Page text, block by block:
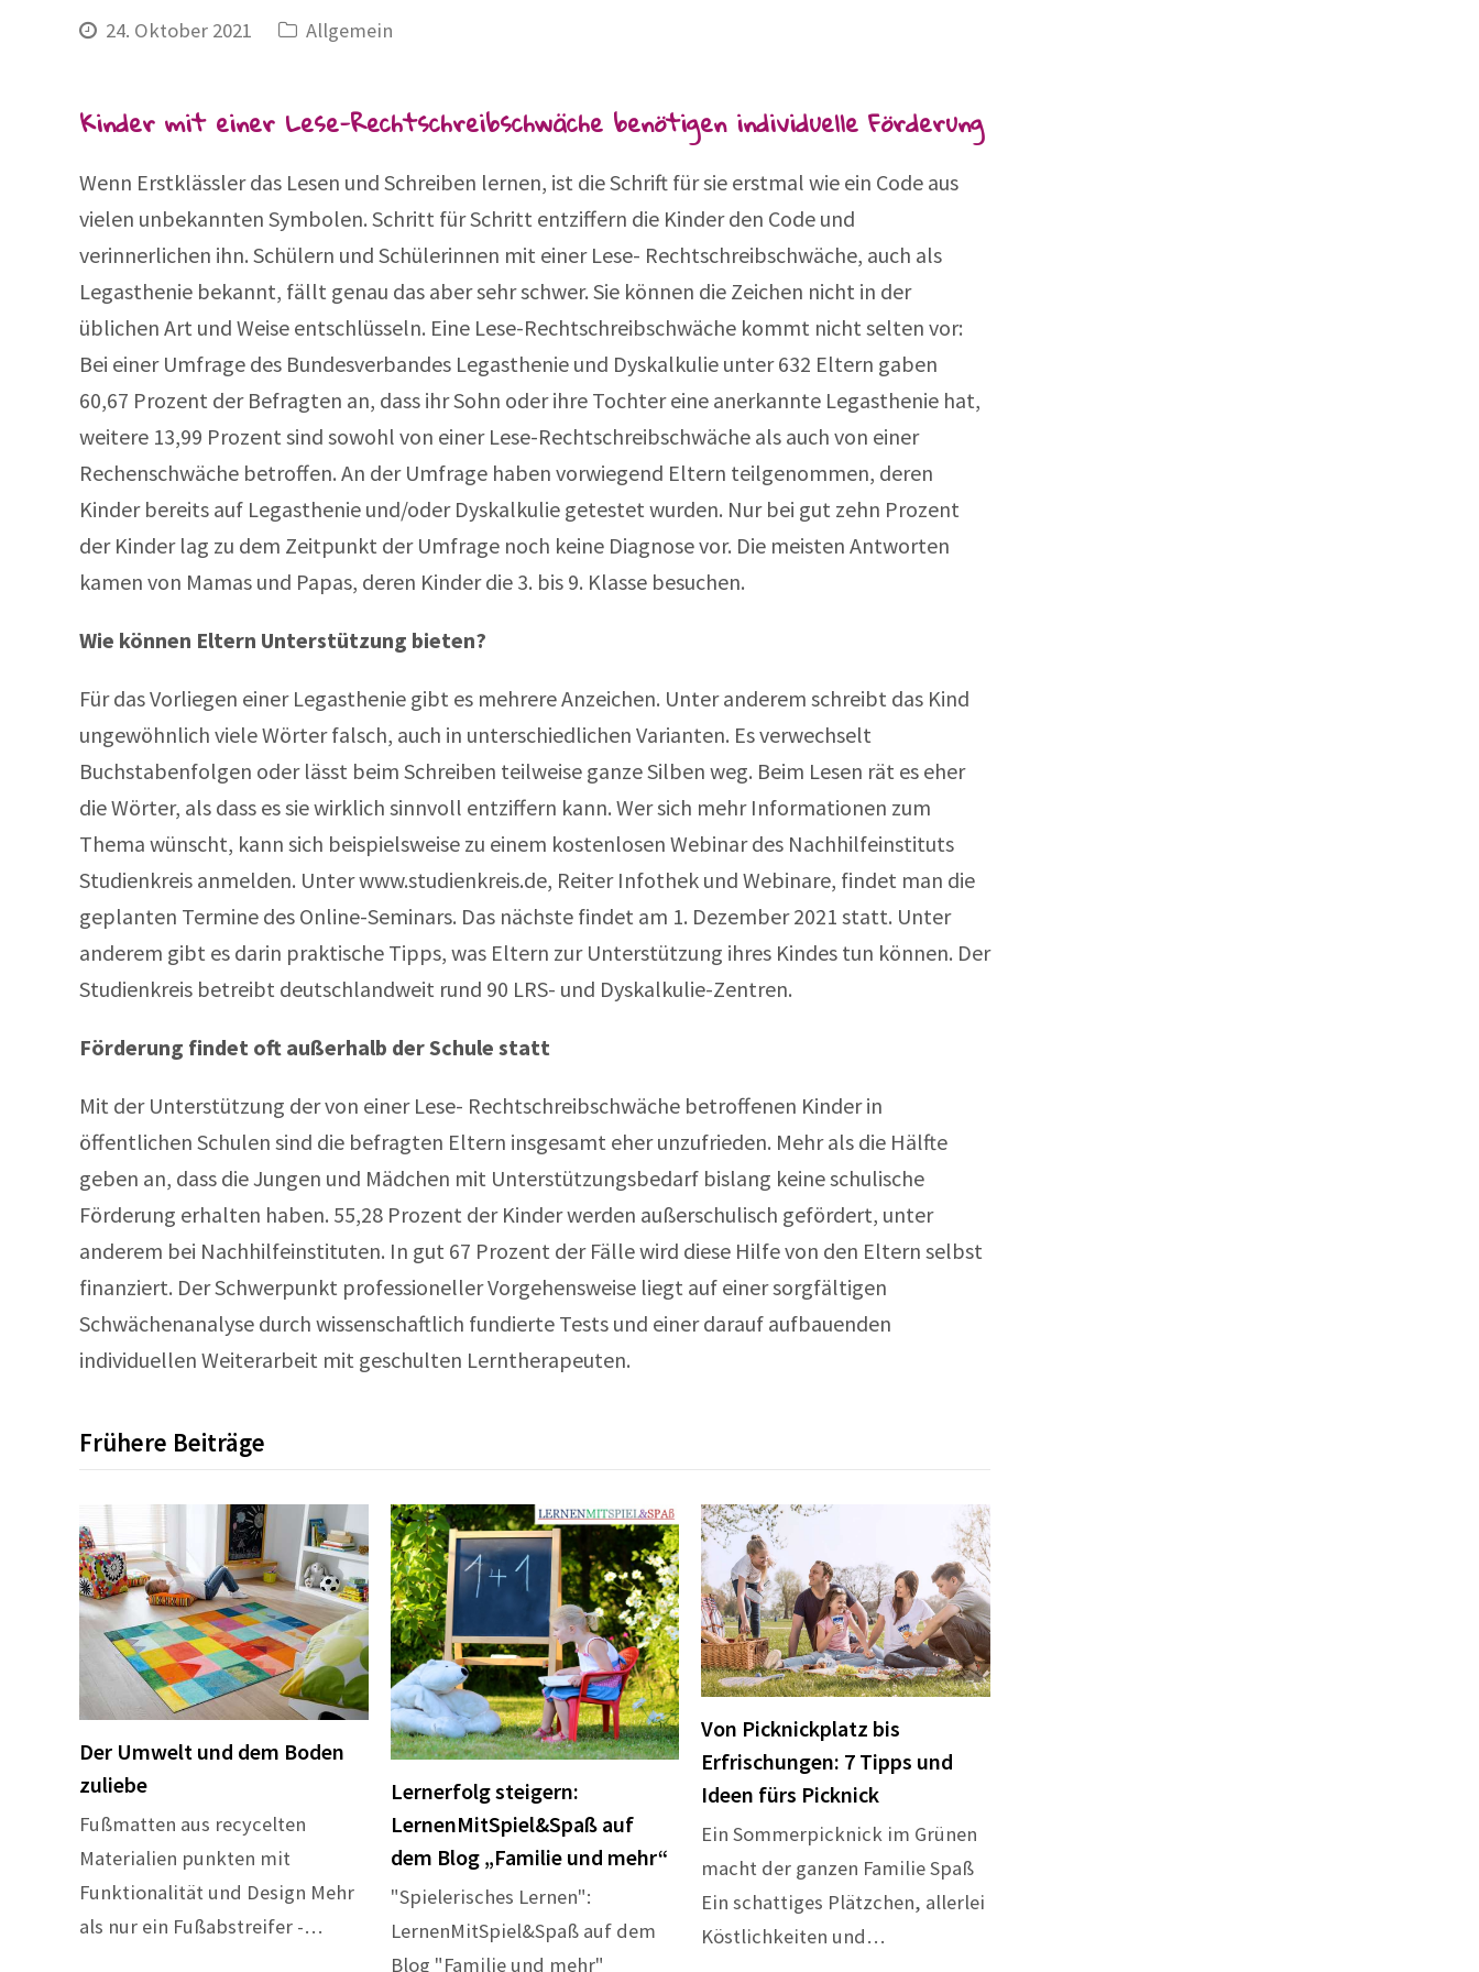
24. Oktober 2021 Allgemein
Kinder mit einer Lese-Rechtschreibschwäche benötigen individuelle Förderung
Wenn Erstklässler das Lesen und Schreiben lernen, ist die Schrift für sie erstmal wie ein Code aus
vielen unbekannten Symbolen. Schritt für Schritt entziffern die Kinder den Code und
verinnerlichen ihn. Schülern und Schülerinnen mit einer Lese- Rechtschreibschwäche, auch als
Legasthenie bekannt, fällt genau das aber sehr schwer. Sie können die Zeichen nicht in der
üblichen Art und Weise entschlüsseln. Eine Lese-Rechtschreibschwäche kommt nicht selten vor:
Bei einer Umfrage des Bundesverbandes Legasthenie und Dyskalkulie unter 632 Eltern gaben
60,67 Prozent der Befragten an, dass ihr Sohn oder ihre Tochter eine anerkannte Legasthenie hat,
weitere 13,99 Prozent sind sowohl von einer Lese-Rechtschreibschwäche als auch von einer
Rechenschwäche betroffen. An der Umfrage haben vorwiegend Eltern teilgenommen, deren
Kinder bereits auf Legasthenie und/oder Dyskalkulie getestet wurden. Nur bei gut zehn Prozent
der Kinder lag zu dem Zeitpunkt der Umfrage noch keine Diagnose vor. Die meisten Antworten
kamen von Mamas und Papas, deren Kinder die 3. bis 9. Klasse besuchen.
Wie können Eltern Unterstützung bieten?
Für das Vorliegen einer Legasthenie gibt es mehrere Anzeichen. Unter anderem schreibt das Kind
ungewöhnlich viele Wörter falsch, auch in unterschiedlichen Varianten. Es verwechselt
Buchstabenfolgen oder lässt beim Schreiben teilweise ganze Silben weg. Beim Lesen rät es eher
die Wörter, als dass es sie wirklich sinnvoll entziffern kann. Wer sich mehr Informationen zum
Thema wünscht, kann sich beispielsweise zu einem kostenlosen Webinar des Nachhilfeinstituts
Studienkreis anmelden. Unter www.studienkreis.de, Reiter Infothek und Webinare, findet man die
geplanten Termine des Online-Seminars. Das nächste findet am 1. Dezember 2021 statt. Unter
anderem gibt es darin praktische Tipps, was Eltern zur Unterstützung ihres Kindes tun können. Der
Studienkreis betreibt deutschlandweit rund 90 LRS- und Dyskalkulie-Zentren.
Förderung findet oft außerhalb der Schule statt
Mit der Unterstützung der von einer Lese- Rechtschreibschwäche betroffenen Kinder in
öffentlichen Schulen sind die befragten Eltern insgesamt eher unzufrieden. Mehr als die Hälfte
geben an, dass die Jungen und Mädchen mit Unterstützungsbedarf bislang keine schulische
Förderung erhalten haben. 55,28 Prozent der Kinder werden außerschulisch gefördert, unter
anderem bei Nachhilfeinstituten. In gut 67 Prozent der Fälle wird diese Hilfe von den Eltern selbst
finanziert. Der Schwerpunkt professioneller Vorgehensweise liegt auf einer sorgfältigen
Schwächenanalyse durch wissenschaftlich fundierte Tests und einer darauf aufbauenden
individuellen Weiterarbeit mit geschulten Lerntherapeuten.
Frühere Beiträge
Der Umwelt und dem Boden
zuliebe
Fußmatten aus recycelten
Materialien punkten mit
Funktionalität und Design Mehr
als nur ein Fußabstreifer -…
Lernerfolg steigern:
LernenMitSpiel&Spaß auf
dem Blog „Familie und mehr“
"Spielerisches Lernen":
LernenMitSpiel&Spaß auf dem
Blog "Familie und mehr"
Von Picknickplatz bis
Erfrischungen: 7 Tipps und
Ideen fürs Picknick
Ein Sommerpicknick im Grünen
macht der ganzen Familie Spaß
Ein schattiges Plätzchen, allerlei
Köstlichkeiten und…